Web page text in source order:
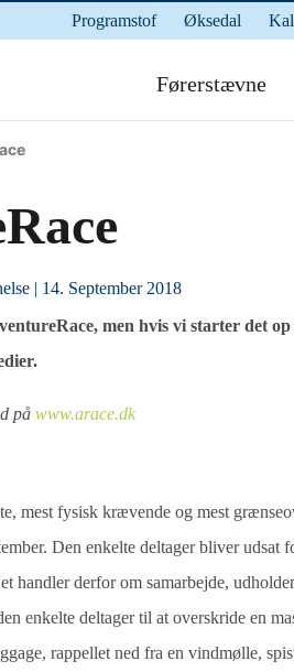
Programstof Øksedal
Førerstævne
| 14. September 2018
men hvis vi starter det
påwww.arace.dk
mest fysisk krævende og mest
Den enkelte deltager bliver udsat
handler derfor om samarbejde,
enkelte deltager til at overskride en
rappellet ned fra en vindmølle,